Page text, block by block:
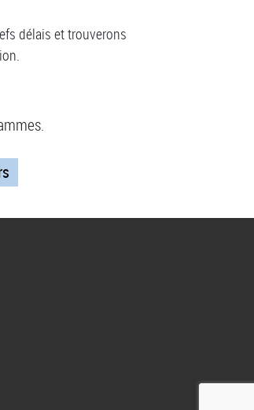
délais et trouverons